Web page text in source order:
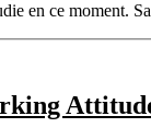
en ce